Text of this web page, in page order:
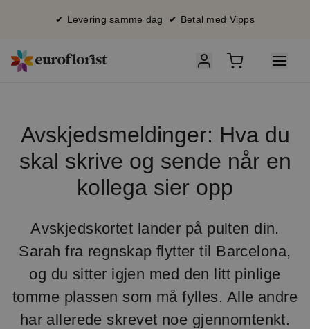
✔ Levering samme dag ✔ Betal med Vipps
Avskjedsmeldinger: Hva du
skal skrive og sende når en
kollega sier opp
Avskjedskortet lander på pulten din.
Sarah fra regnskap flytter til Barcelona,
og du sitter igjen med den litt pinlige
tomme plassen som må fylles. Alle andre
har allerede skrevet noe gjennomtenkt.